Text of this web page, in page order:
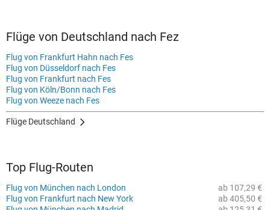
Flüge von Deutschland nach Fez
Flug von Frankfurt Hahn nach Fes
Flug von Düsseldorf nach Fes
Flug von Frankfurt nach Fes
Flug von Köln/Bonn nach Fes
Flug von Weeze nach Fes
Flüge Deutschland
Top Flug-Routen
ab 107,29 €
Flug von München nach London
ab 405,50 €
Flug von Frankfurt nach New York